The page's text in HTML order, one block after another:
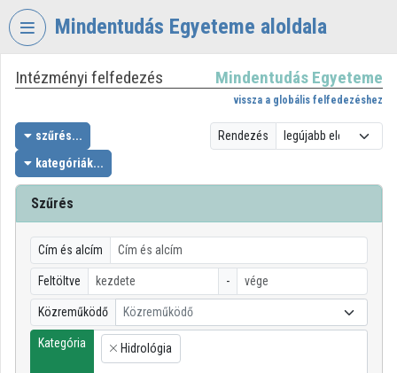
Fejléc kihagyása
Mindentudás Egyeteme aloldala
VIDEOTORIUM
MINDENTUDÁS
EGYETEME
Intézményi kezdőlap
Bejelentkezés
Intézményi felfedezés
Kategóriák
Intézményi listák
Intézményi felfedezés Mindentudás Egyeteme
vissza a globális felfedezéshez
szűrés...
kategóriák...
Rendezés
Szűrés
Cím és alcím
Feltöltve -
Közreműködő Közreműködő
Kategória
×
Hidrológia